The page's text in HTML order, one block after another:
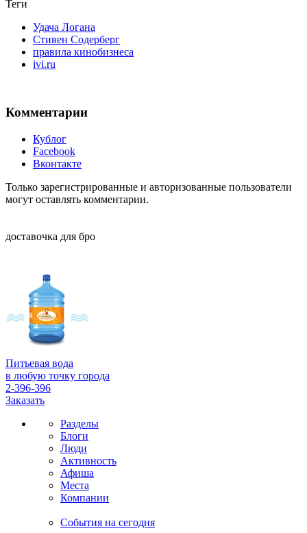
Теги
Удача Логана
Стивен Содерберг
правила кинобизнеса
ivi.ru
Комментарии
Кублог
Facebook
Вконтакте
Только зарегистрированные и авторизованные пользователи
могут оставлять комментарии.
доставочка для бро
Питьевая вода
в любую точку города
2-396-396
Заказать
Разделы
Блоги
Люди
Активность
Афиша
Места
Компании
События на сегодня